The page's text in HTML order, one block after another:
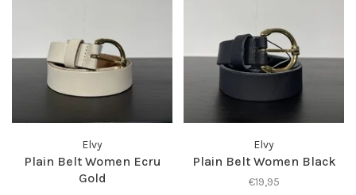
Elvy
Plain Belt Women Ecru
Gold
Elvy
Plain Belt Women Black
€19,95